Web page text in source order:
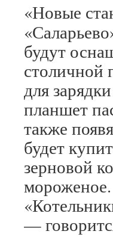
«Новые
будут
столичной
для
планшет
также
будет
зерновой
—